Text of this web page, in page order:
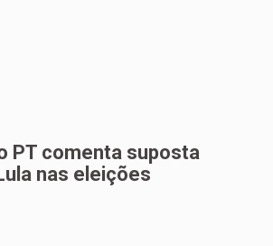
PT comenta suposta
nas eleições